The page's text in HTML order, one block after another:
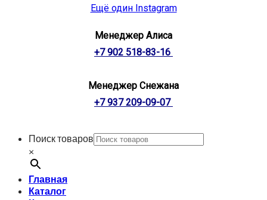
Ещё один Instagram
Менеджер Алиса
+7 902 518-83-16
Менеджер Снежана
+7 937 209-09-07
Поиск товаров
×
Главная
Каталог